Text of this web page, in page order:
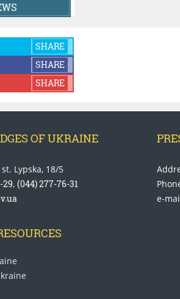
SHARE
SHARE
SHARE
OF UKRAINE
Lypska, 18/5
29, (044) 277-76-31
e-